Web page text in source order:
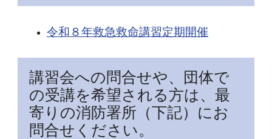
令和８年救急救命講習定期開催
講習会への問合せや、団体で
の受講を希望される方は、最
寄りの消防署所（下記）にお
問合せください。